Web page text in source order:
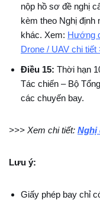
nộp hồ sơ đề nghị
kèm theo Nghị định
khác. Xem: Hướng
Drone / UAV chi tiết
Điều 15: Thời hạn
Tác chiến – Bộ
các chuyến bay.
>>> Xem chi tiết: Nghị
Lưu ý:
Giấy phép bay chỉ